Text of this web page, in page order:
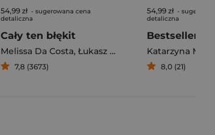
54,99 zł - sugerowana cena
detaliczna
Cały ten błękit
Melissa Da Costa, Łukasz Müller
7,8 (3673)
54,99 zł -
detaliczna
Bestseller.
Katarzyna
8,0 (21)